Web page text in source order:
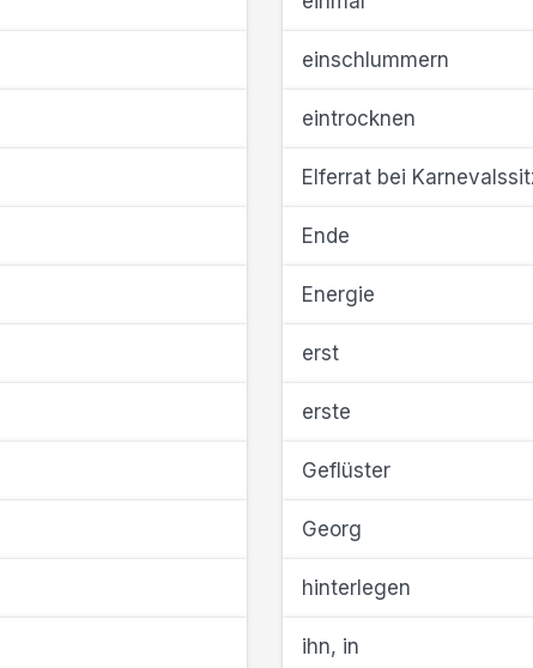
einschlummern
eintrocknen
Elferrat bei
Ende
Energie
erst
erste
Geflüster
Georg
hinterlegen
ihn, in